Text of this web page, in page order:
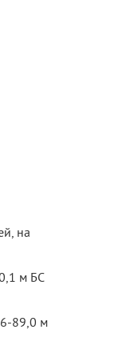
на
м БС
89,0 м